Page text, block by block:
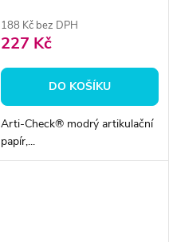
188 Kč bez DPH
227 Kč
DO KOŠÍKU
Arti-Check® modrý artikulační
papír,...